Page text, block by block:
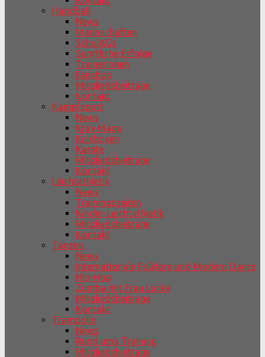
Handball
News
Mannschaften
SchulAGs
Sportliche Erfolge
TrainerInnen
Fanshop
Mitgliedsbeiträge
Kontakt
Kampfsport
News
Krav Maga
Kickboxen
Karate
Mitgliedsbeiträge
Kontakt
Leichtathletik
News
Trainingszeiten
Kinder-Leichtathletik
Mitgliedsbeiträge
Kontakt
Tanzen
News
Internationale Folklore und Modern Dance
Hip-Hop
Zumba mit Frau Lücke
Mitgliedsbeiträge
Kontakt
Trampolin
News
Rund ums Training
Mitgliedsbeiträge